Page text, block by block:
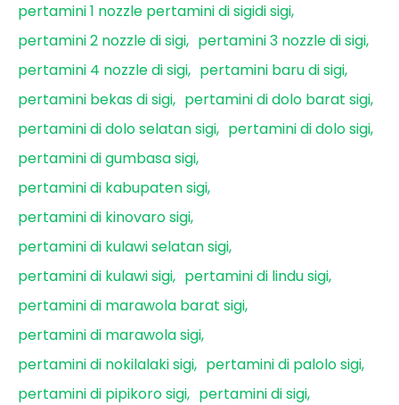
pertamini 1 nozzle pertamini di sigidi sigi
pertamini 2 nozzle di sigi
pertamini 3 nozzle di sigi
pertamini 4 nozzle di sigi
pertamini baru di sigi
pertamini bekas di sigi
pertamini di dolo barat sigi
pertamini di dolo selatan sigi
pertamini di dolo sigi
pertamini di gumbasa sigi
pertamini di kabupaten sigi
pertamini di kinovaro sigi
pertamini di kulawi selatan sigi
pertamini di kulawi sigi
pertamini di lindu sigi
pertamini di marawola barat sigi
pertamini di marawola sigi
pertamini di nokilalaki sigi
pertamini di palolo sigi
pertamini di pipikoro sigi
pertamini di sigi